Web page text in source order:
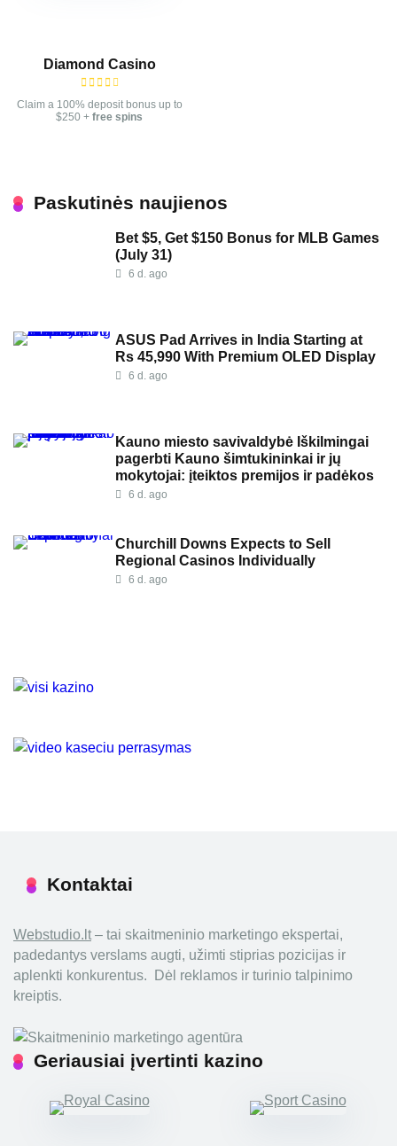
Diamond Casino
Claim a 100% deposit bonus up to
$250 + free spins
Paskutinės naujienos
Bet $5, Get $150 Bonus for MLB Games
(July 31)
6 d. ago
ASUS Pad Arrives in India Starting at
Rs 45,990 With Premium OLED Display
6 d. ago
Kauno miesto savivaldybė Iškilmingai
pagerbti Kauno šimtukininkai ir jų
mokytojai: įteiktos premijos ir padėkos
6 d. ago
Churchill Downs Expects to Sell
Regional Casinos Individually
6 d. ago
Kontaktai
Webstudio.lt – tai skaitmeninio marketingo ekspertai,
padedantys verslams augti, užimti stiprias pozicijas ir
aplenkti konkurentus. Dėl reklamos ir turinio talpinimo
kreiptis.
Geriausiai įvertinti kazino